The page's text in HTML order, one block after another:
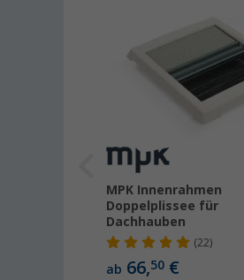
MPK Innenrahmen
Doppelplissee für
Dachhauben
(22)
ab 66,50 €